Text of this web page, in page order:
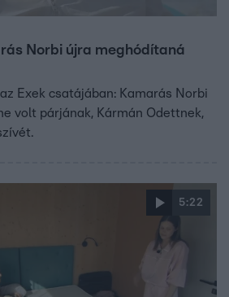
Norbi újra meghódítaná
Exek csatájában: Kamarás Norbi
volt párjának, Kármán Odettnek,
5:22